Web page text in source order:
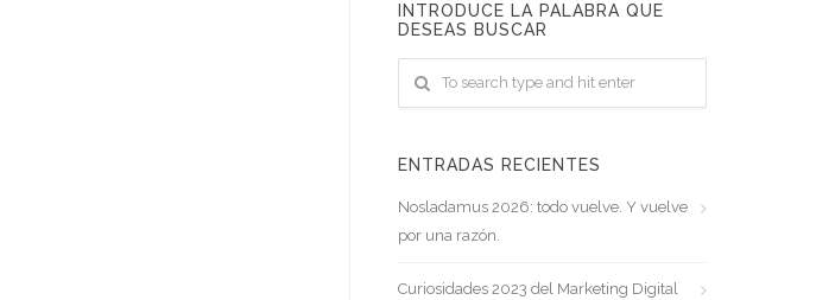
INTRODUCE LA PALABRA QUE
DESEAS BUSCAR
ENTRADAS RECIENTES
Nosladamus 2026: todo vuelve. Y vuelve
por una razón.
Curiosidades 2023 del Marketing Digital